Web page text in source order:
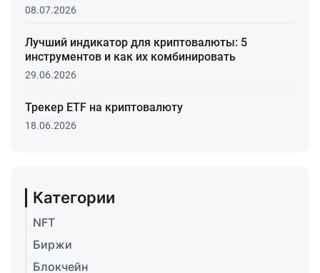
08.07.2026
Лучший индикатор для криптовалюты: 5
инструментов и как их комбинировать
29.06.2026
Трекер ETF на криптовалюту
18.06.2026
Категории
NFT
Биржи
Блокчейн